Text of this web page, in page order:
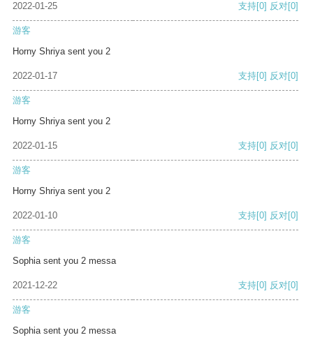
2022-01-25 支持[0] 反对[0]
游客
Horny Shriya sent you 2
2022-01-17 支持[0] 反对[0]
游客
Horny Shriya sent you 2
2022-01-15 支持[0] 反对[0]
游客
Horny Shriya sent you 2
2022-01-10 支持[0] 反对[0]
游客
Sophia sent you 2 messa
2021-12-22 支持[0] 反对[0]
游客
Sophia sent you 2 messa